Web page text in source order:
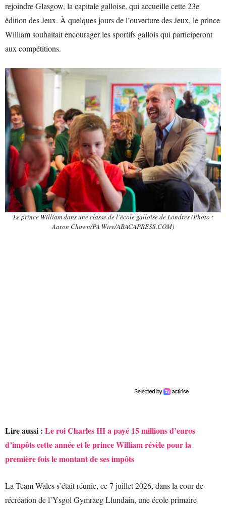
rejoindre Glasgow, la capitale galloise, qui accueille cette 23e
édition des Jeux. À quelques jours de l’ouverture des Jeux, le prince
William souhaitait encourager les sportifs gallois qui participeront
aux compétitions.
Le prince William dans une classe de l’école galloise de Londres (Photo :
Aaron Chown/PA Wire/ABACAPRESS.COM)
Lire aussi : Le roi Charles III a payé 15 millions d’euros
d’impôts cette année et le prince William révèle pour la
première fois le montant de ses impôts
La Team Wales s’était réunie, ce 7 juillet 2026, dans la cour de
récréation de l’Ysgol Gymraeg Llundain, une école primaire